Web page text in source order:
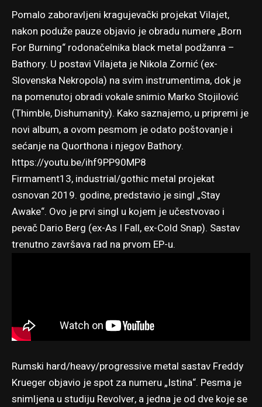
Pomalo zaboravljeni kragujevački projekat Vilajet,
nakon poduže pauze objavio je obradu numere „Born
For Burning“ rodonačelnika black metal podžanra –
Bathory. U postavi Vilajeta je Nikola Zornić (ex-
Slovenska Nekropola) na svim instrumentima, dok je
na pomenutoj obradi vokale snimio Marko Stojilović
(Thimble, Dishumanity). Kako saznajemo, u pripremi je
novi album, a ovom pesmom je odato poštovanje i
sećanje na Quorthona i njegov Bathory.
https://youtu.be/ihf9PP90MP8
Firmament13, industrial/gothic metal projekat
osnovan 2019. godine, predstavio je singl „Stay
Awake“. Ovo je prvi singl u kojem je učestvovao i
pevač Dario Berg (ex-As I Fall, ex-Cold Snap). Sastav
trenutno završava rad na prvom EP-u.
Rumski hard/heavy/progressive metal sastav Freddy
Krueger objavio je spot za numeru „Istina“. Pesma je
snimljena u studiju Revolver, a jedna je od dve koje se